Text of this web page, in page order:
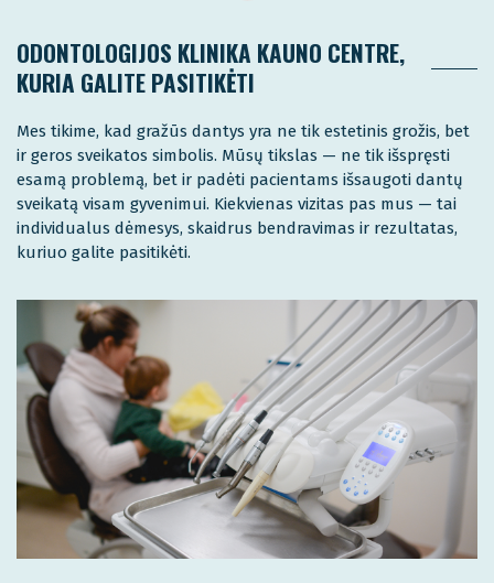
ODONTOLOGIJOS KLINIKA KAUNO CENTRE,
KURIA GALITE PASITIKĖTI
Mes tikime, kad gražūs dantys yra ne tik estetinis grožis, bet
ir geros sveikatos simbolis. Mūsų tikslas — ne tik išspręsti
esamą problemą, bet ir padėti pacientams išsaugoti dantų
sveikatą visam gyvenimui. Kiekvienas vizitas pas mus — tai
individualus dėmesys, skaidrus bendravimas ir rezultatas,
kuriuo galite pasitikėti.